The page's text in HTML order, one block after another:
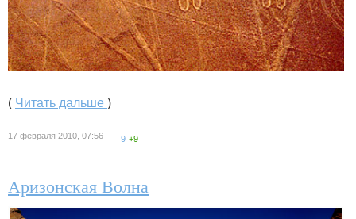
( Читать дальше )
17 февраля 2010, 07:56 9 +9
Аризонская Волна